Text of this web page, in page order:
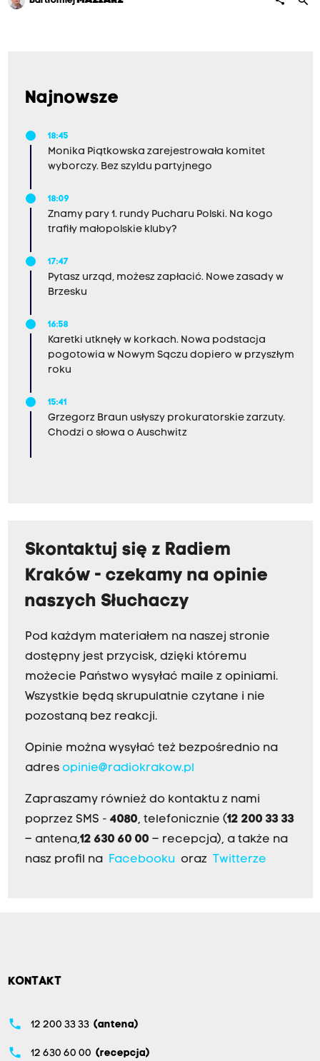
Najnowsze
18:45
Monika Piątkowska zarejestrowała komitet
wyborczy. Bez szyldu partyjnego
18:09
Znamy pary 1. rundy Pucharu Polski. Na kogo
trafiły małopolskie kluby?
17:47
Pytasz urząd, możesz zapłacić. Nowe zasady w
Brzesku
16:58
Karetki utknęły w korkach. Nowa podstacja
pogotowia w Nowym Sączu dopiero w przyszłym
roku
15:41
Grzegorz Braun usłyszy prokuratorskie zarzuty.
Chodzi o słowa o Auschwitz
Skontaktuj się z Radiem
Kraków - czekamy na opinie
naszych Słuchaczy
Pod każdym materiałem na naszej stronie
dostępny jest przycisk, dzięki któremu
możecie Państwo wysyłać maile z opiniami.
Wszystkie będą skrupulatnie czytane i nie
pozostaną bez reakcji.
Opinie można wysyłać też bezpośrednio na
adres opinie@radiokrakow.pl
Zapraszamy również do kontaktu z nami
poprzez SMS - 4080, telefonicznie (12 200 33 33
– antena,12 630 60 00 – recepcja), a także na
nasz profil na
Facebookuoraz Twitterze
KONTAKT
phone 12 200 33 33 (antena)
phone 12 630 60 00 (recepcja)